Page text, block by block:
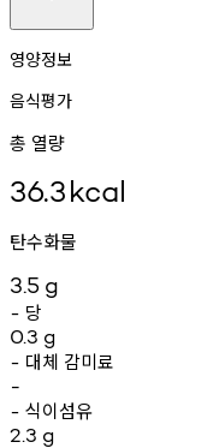
영양정보
음식평가
총 열량
36.3kcal
탄수화물
3.5 g
- 당
0.3 g
- 대체 감미료
-
- 식이섬유
2.3 g